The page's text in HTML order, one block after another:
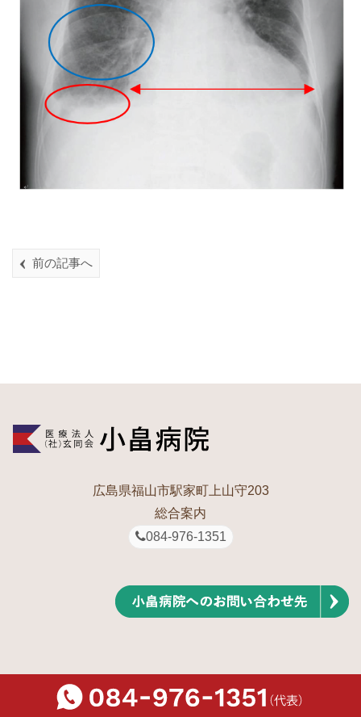
前の記事へ
広島県福山市駅家町上山守203
総合案内
084-976-1351
©2026 KOBATAKE hospital.